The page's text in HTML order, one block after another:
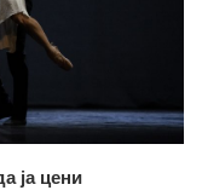
ја цени